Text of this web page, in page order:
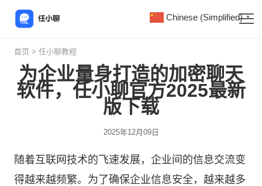
首页 > 任小聊教程
为企业量身打造的加密聊天
软件，任小聊官方2025最新
版下载
2025年12月09日
随着互联网技术的飞速发展，企业间的信息交流变
得越来越频繁。为了确保企业信息安全，越来越多
Chinese (Simplified) ▼